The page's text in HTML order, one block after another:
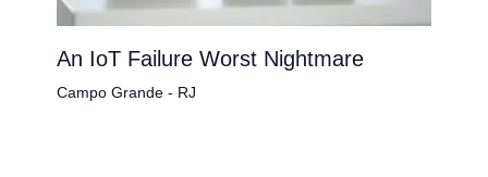
An IoT Failure Worst Nightmare
Campo Grande - RJ